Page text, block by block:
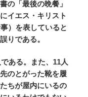
の「最後の晩餐」
イエス・キリスト
）を表していると
りである。
ある。また、11人
のとがった靴を履
ちが屋内にいるの